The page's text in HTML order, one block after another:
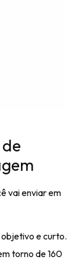
vai enviar em
objetivo e curto.
torno de160